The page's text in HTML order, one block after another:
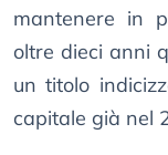
mantenere in
oltre dieci anni
un titolo
capitale già nel